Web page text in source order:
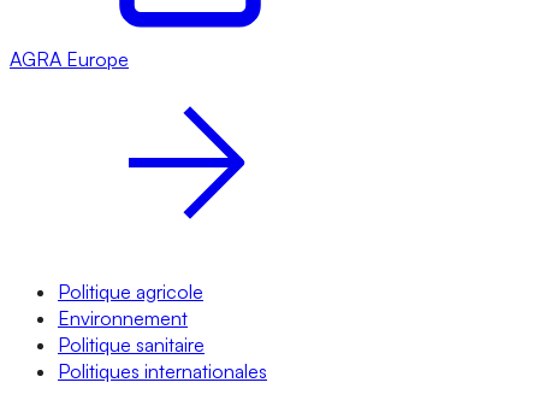
AGRA Europe
Politique agricole
Environnement
Politique sanitaire
Politiques internationales